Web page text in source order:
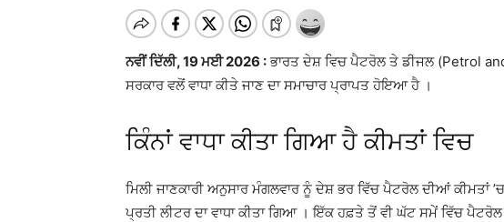
ਨਵੀਂ ਦਿੱਲੀ, 19 ਮਈ 2026 : ਭਾਰਤ ਦੇਸ਼ ਵਿਚ ਪੈਟਰੋਲ ਤੇ ਡੀਜਲ (Petrol
ਸਰਕਾਰ ਵਲੋਂ ਵਾਧਾ ਕੀਤੇ ਜਾਣ ਦਾ ਸਮਾਚਾਰ ਪ੍ਰਾਪਤ ਹੋਇਆ ਹੈ ।
ਕਿੰਨਾਂ ਵਾਧਾ ਕੀਤਾ ਗਿਆ ਹੈ ਕੀਮਤਾਂ ਵਿਚ
ਮਿਲੀ ਜਾਣਕਾਰੀ ਅਨੁਸਾਰ ਮੰਗਲਵਾਰ ਨੂੰ ਦੇਸ਼ ਭਰ ਵਿੱਚ ਪੈਟਰੋਲ ਦੀਆਂ ਕੀਮਤਾਂ
ਪ੍ਰਤੀ ਲੀਟਰ ਦਾ ਵਾਧਾ ਕੀਤਾ ਗਿਆ । ਇੱਕ ਹਫ਼ਤੇ ਤੋਂ ਵੀ ਘੱਟ ਸਮੇਂ ਵਿੱਚ